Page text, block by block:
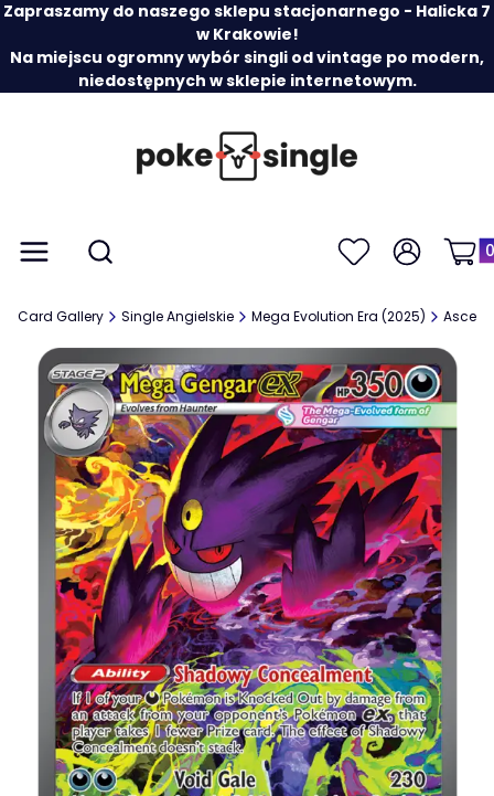
Zapraszamy do naszego sklepu stacjonarnego - Halicka 7
w Krakowie!
Na miejscu ogromny wybór singli od vintage po modern,
niedostępnych w sklepie internetowym.
Menu Otwórz wyszukiwarkę
Szukaj UlubioneZaloguj się
Card Gallery Single Angielskie Mega Evolution Era (2025)